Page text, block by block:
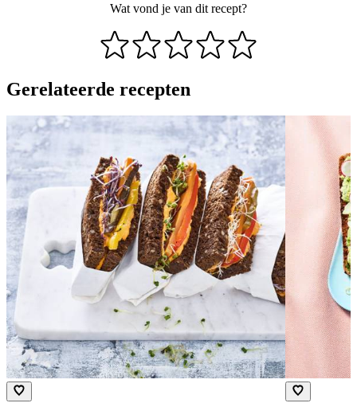
Wat vond je van dit recept?
Gerelateerde recepten